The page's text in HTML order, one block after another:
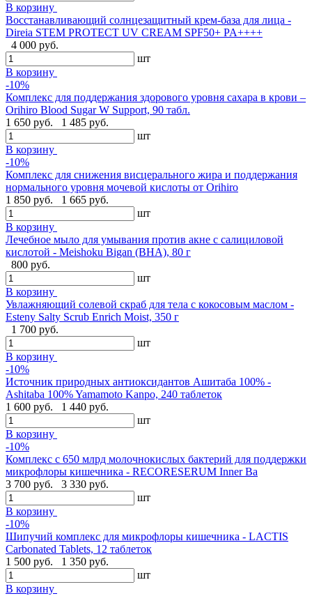
В корзину
Восстанавливающий солнцезащитный крем-база для лица -
Direia STEM PROTECT UV CREAM SPF50+ PA++++
4 000 руб.
шт
В корзину
-10%
Комплекс для поддержания здорового уровня сахара в крови –
Orihiro Blood Sugar W Support, 90 табл.
1 650 руб.
1 485 руб.
шт
В корзину
-10%
Комплекс для снижения висцерального жира и поддержания
нормального уровня мочевой кислоты от Orihiro
1 850 руб.
1 665 руб.
шт
В корзину
Лечебное мыло для умывания против акне с салициловой
кислотой - Meishoku Bigan (BHA), 80 г
800 руб.
шт
В корзину
Увлажняющий солевой скраб для тела с кокосовым маслом -
Esteny Salty Scrub Enrich Moist, 350 г
1 700 руб.
шт
В корзину
-10%
Источник природных антиоксидантов Ашитаба 100% -
Ashitaba 100% Yamamoto Kanpo, 240 таблеток
1 600 руб.
1 440 руб.
шт
В корзину
-10%
Комплекс с 650 млрд молочнокислых бактерий для поддержки
микрофлоры кишечника - RECORESERUM Inner Ba
3 700 руб.
3 330 руб.
шт
В корзину
-10%
Шипучий комплекс для микрофлоры кишечника - LACTIS
Carbonated Tablets, 12 таблеток
1 500 руб.
1 350 руб.
шт
В корзину